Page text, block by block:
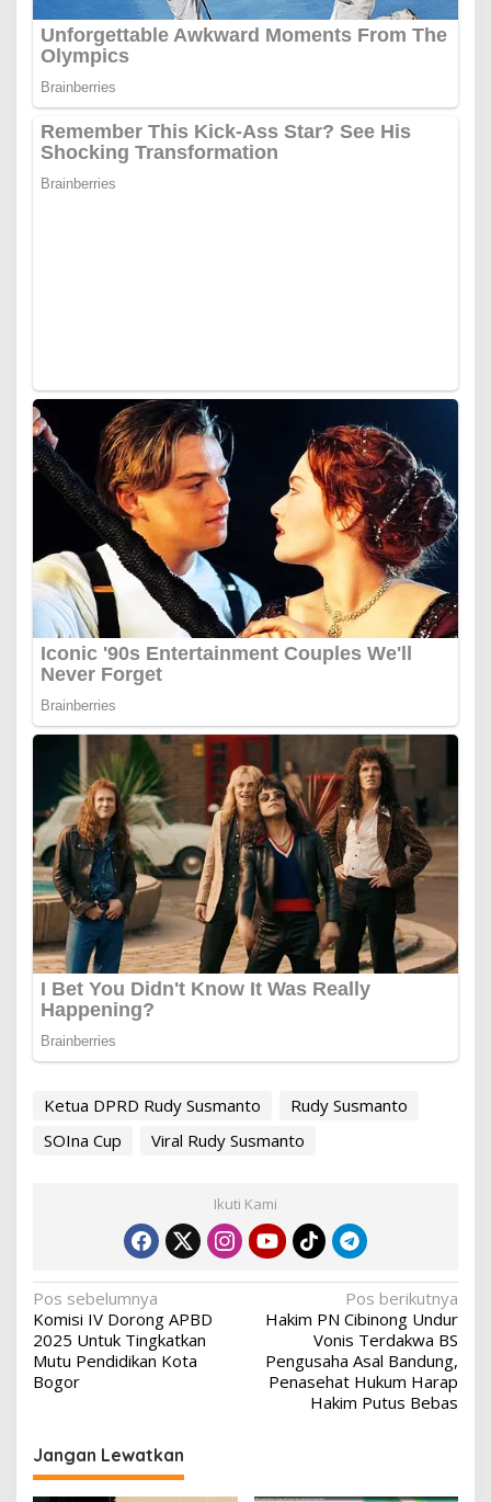
Ketua DPRD Rudy Susmanto
Rudy Susmanto
SOIna Cup
Viral Rudy Susmanto
Ikuti Kami
Navigasi
pos
Pos sebelumnya
Komisi IV Dorong APBD
2025 Untuk Tingkatkan
Mutu Pendidikan Kota
Bogor
Pos berikutnya
Hakim PN Cibinong Undur
Vonis Terdakwa BS
Pengusaha Asal Bandung,
Penasehat Hukum Harap
Hakim Putus Bebas
Jangan Lewatkan